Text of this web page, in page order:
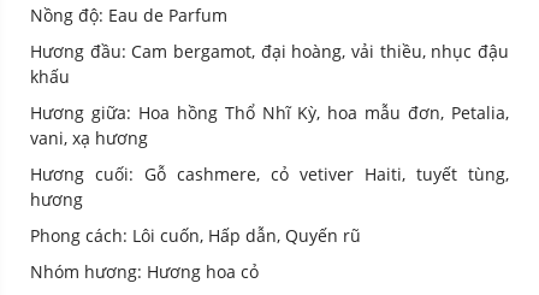
Nồng độ: Eau de Parfum
Hương đầu: Cam bergamot, đại hoàng, vải thiều, nhục đậu
khấu
Hương giữa: Hoa hồng Thổ Nhĩ Kỳ, hoa mẫu đơn, Petalia,
vani, xạ hương
Hương cuối: Gỗ cashmere, cỏ vetiver Haiti, tuyết tùng,
hương
Phong cách: Lôi cuốn, Hấp dẫn, Quyến rũ
Nhóm hương: Hương hoa cỏ